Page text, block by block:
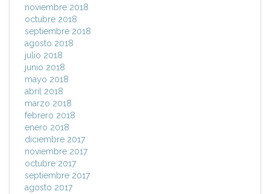
noviembre 2018
octubre 2018
septiembre 2018
agosto 2018
julio 2018
junio 2018
mayo 2018
abril 2018
marzo 2018
febrero 2018
enero 2018
diciembre 2017
noviembre 2017
octubre 2017
septiembre 2017
agosto 2017